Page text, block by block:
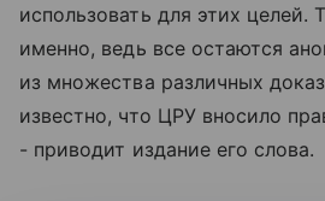
использовать для этих целей.
именно, ведь все остаются
из множества различных
известно, что ЦРУ вносило
- приводит издание его слова.